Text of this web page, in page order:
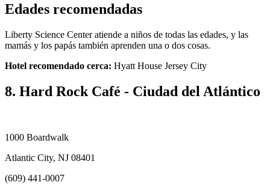
Edades recomendadas
Liberty Science Center atiende a niños de todas las edades, y las
mamás y los papás también aprenden una o dos cosas.
Hotel recomendado cerca: Hyatt House Jersey City
8. Hard Rock Café - Ciudad del Atlántico
1000 Boardwalk
Atlantic City, NJ 08401
(609) 441-0007